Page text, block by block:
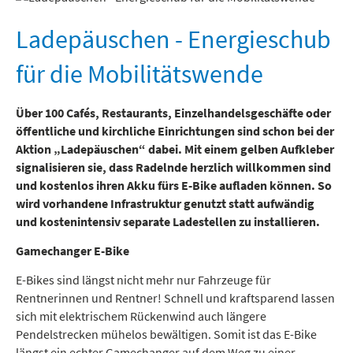
Ladepäuschen - Energieschub
für die Mobilitätswende
Über 100 Cafés, Restaurants, Einzelhandelsgeschäfte oder
öffentliche und kirchliche Einrichtungen sind schon bei der
Aktion „Ladepäuschen“ dabei. Mit einem gelben Aufkleber
signalisieren sie, dass Radelnde herzlich willkommen sind
und kostenlos ihren Akku fürs E-Bike aufladen können. So
wird vorhandene Infrastruktur genutzt statt aufwändig
und kostenintensiv separate Ladestellen zu installieren.
Gamechanger E-Bike
E-Bikes sind längst nicht mehr nur Fahrzeuge für
Rentnerinnen und Rentner! Schnell und kraftsparend lassen
sich mit elektrischem Rückenwind auch längere
Pendelstrecken mühelos bewältigen. Somit ist das E-Bike